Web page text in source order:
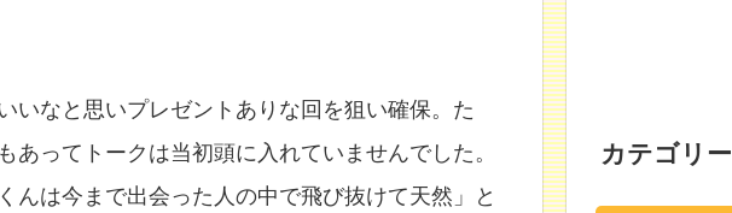
いなと思いプレゼントありな回を狙い確保。た
ってトークは当初頭に入れていませんでした。
んは今まで出会った人の中で飛び抜けて天然」と
カテゴリー